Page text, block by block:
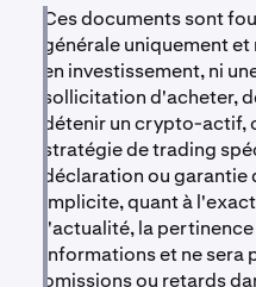
Les clients détenant l'un
retirer ou convertirleurs
liquidation.
Après le 3 août 2026,
automatiquement
de marché en vigueur.
Remarque :
Actuellement,
limités ou inactifs. Par
liquidation peuvent
prix de référence
peuvent entraîner des
raison d'une liquidité
Ces documents sont
générale uniquement
en investissement, ni
sollicitation d'acheter,
détenir un crypto-actif,
stratégie de trading
déclaration ou garantie
implicite, quant à
l'actualité, la
informations et ne sera
omissions ou retards